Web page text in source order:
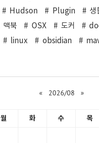
Hudson Plugin 생
맥북 OSX 도커
linux obsidian
« 2026/08 »
월 화 수 목